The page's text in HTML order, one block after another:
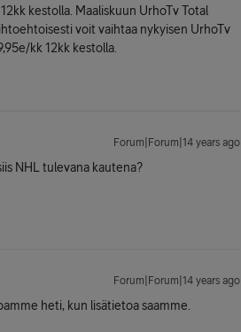
kestolla. Maaliskuun UrhoTv Total
voit vaihtaa nykyisen UrhoTv
kk 12kk kestolla.
Forum|Forum|14 years ago
NHL tulevana kautena?
Forum|Forum|14 years ago
heti, kun lisätietoa saamme.